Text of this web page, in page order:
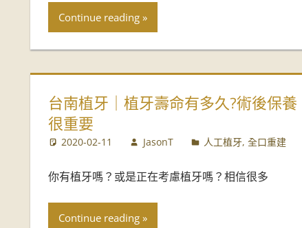
Continue reading
台南植牙｜植牙壽命有多久?術後保養
很重要
2020-02-11 JasonT 人工植牙,全口重建
你有植牙嗎？或是正在考慮植牙嗎？相信很多
Continue reading